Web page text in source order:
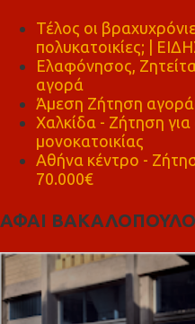
Τέλος οι
πολυκατοικίες; |
Ελαφόνησος,
αγορά
Άμεση Ζήτηση
Χαλκίδα - Ζήτηση
μονοκατοικίας
Αθήνα κέντρο -
70.000€
ΑΦΑΙ